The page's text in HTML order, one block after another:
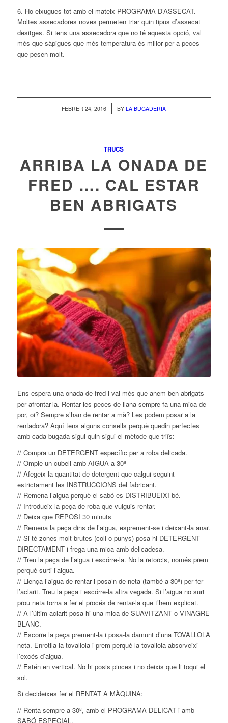
6. Ho eixugues tot amb el mateix PROGRAMA D’ASSECAT.
Moltes assecadores noves permeten triar quin tipus d’assecat
desitges. Si tens una assecadora que no té aquesta opció, val
més que sàpigues que més temperatura és millor per a peces
que pesen molt.
FEBRER 24, 2016
/ BYLA BUGADERIA
TRUCS
ARRIBA LA ONADA DE
FRED …. CAL ESTAR
BEN ABRIGATS
Ens espera una onada de fred i val més que anem ben abrigats
per afrontar-la. Rentar les peces de llana sempre fa una mica de
por, oi? Sempre s’han de rentar a mà? Les podem posar a la
rentadora? Aquí tens alguns consells perquè quedin perfectes
amb cada bugada sigui quin sigui el mètode que triïs:
// Compra un DETERGENT específic per a roba delicada.
// Omple un cubell amb AIGUA a 30º
// Afegeix la quantitat de detergent que calgui seguint
estrictament les INSTRUCCIONS del fabricant.
// Remena l’aigua perquè el sabó es DISTRIBUEIXI bé.
// Introdueix la peça de roba que vulguis rentar.
// Deixa que REPOSI 30 minuts
// Remena la peça dins de l’aigua, esprement-se i deixant-la anar.
// Si té zones molt brutes (coll o punys) posa-hi DETERGENT
DIRECTAMENT i frega una mica amb delicadesa.
// Treu la peça de l’aigua i escórre-la. No la retorcis, només prem
perquè surti l’aigua.
// Llença l’aigua de rentar i posa’n de neta (també a 30º) per fer
l’aclarit. Treu la peça i escórre-la altra vegada. Si l’aigua no surt
prou neta torna a fer el procés de rentar-la que t’hem explicat.
// A l’últim aclarit posa-hi una mica de SUAVITZANT o VINAGRE
BLANC.
// Escorre la peça prement-la i posa-la damunt d’una TOVALLOLA
neta. Enrotlla la tovallola i prem perquè la tovallola absorveixi
l’excés d’aigua.
// Estén en vertical. No hi posis pinces i no deixis que li toqui el
sol.
Si decideixes fer el RENTAT A MÀQUINA:
// Renta sempre a 30º, amb el PROGRAMA DELICAT i amb
SABÓ ESPECIAL.